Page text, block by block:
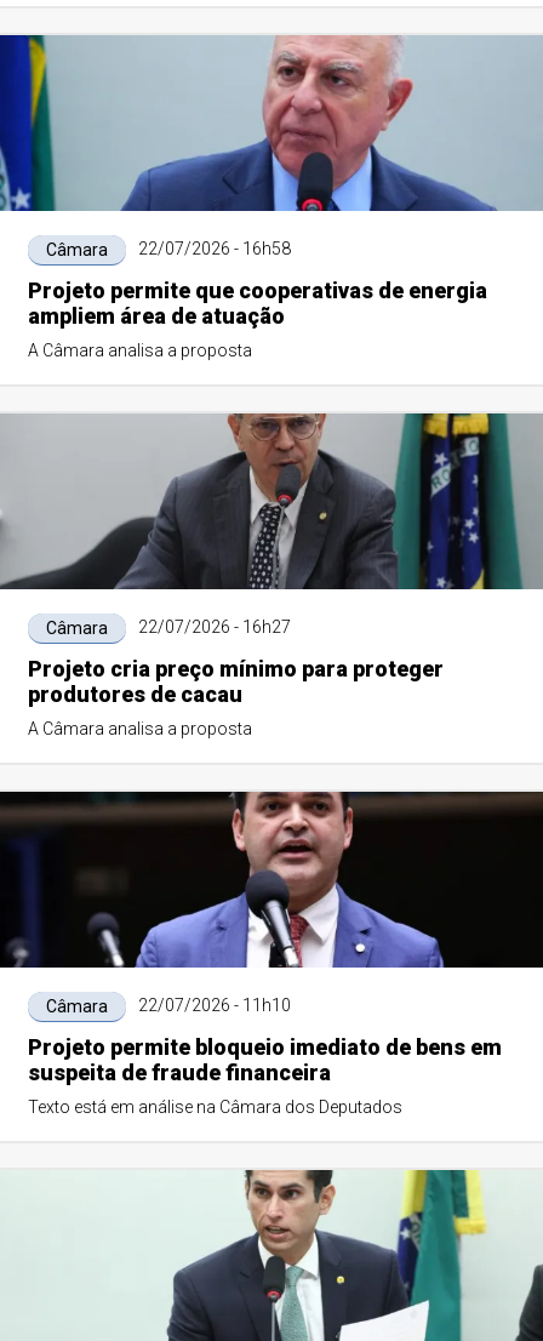
Câmara 22/07/2026 - 16h58
Projeto permite que cooperativas de energia
ampliem área de atuação
A Câmara analisa a proposta
Câmara 22/07/2026 - 16h27
Projeto cria preço mínimo para proteger
produtores de cacau
A Câmara analisa a proposta
Câmara 22/07/2026 - 11h10
Projeto permite bloqueio imediato de bens em
suspeita de fraude financeira
Texto está em análise na Câmara dos Deputados